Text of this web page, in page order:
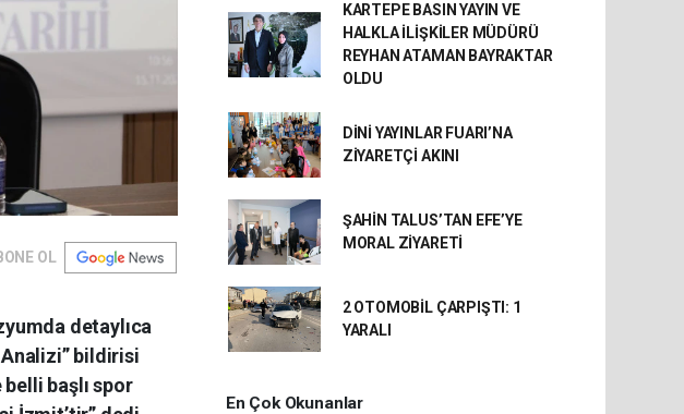
OL
detaylıca
Analizi” bildirisi
belli başlı spor
KARTEPE BASIN YAYIN VE
HALKLA İLİŞKİLER MÜDÜRÜ
REYHAN ATAMAN BAYRAKTAR
OLDU
DİNİ YAYINLAR FUARI’NA
ZİYARETÇİ AKINI
ŞAHİN TALUS’TAN EFE’YE
MORAL ZİYARETİ
2 OTOMOBİL ÇARPIŞTI: 1
YARALI
En Çok Okunanlar